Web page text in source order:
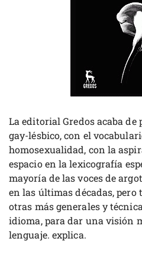
La editorial Gredos acaba
gay-lésbico, con el
homosexualidad, con la
espacio en la lexicografía
mayoría de las voces de
en las últimas décadas, pero
otras más generales y
idioma, para dar una visión
lenguaje. explica.